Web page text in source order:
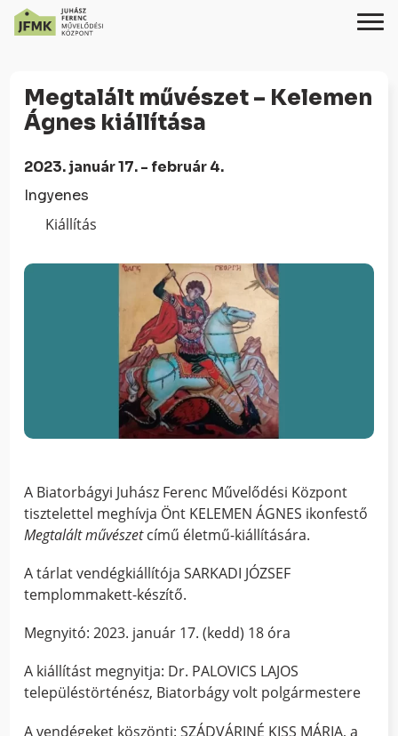
Content
navigációhoz
Megtalált művészet – Kelemen
Ágnes kiállítása
2023. január 17. - február 4.
Ingyenes
Kiállítás
A Biatorbágyi Juhász Ferenc Művelődési Központ
tisztelettel meghívja Önt KELEMEN ÁGNES ikonfestő
Megtalált művészetcímű életmű-kiállítására.
A tárlat vendégkiállítója SARKADI JÓZSEF
templommakett-készítő.
Megnyitó: 2023. január 17. (kedd) 18 óra
A kiállítást megnyitja: Dr. PALOVICS LAJOS
településtörténész, Biatorbágy volt polgármestere
A vendégeket köszönti: SZÁDVÁRINÉ KISS MÁRIA, a